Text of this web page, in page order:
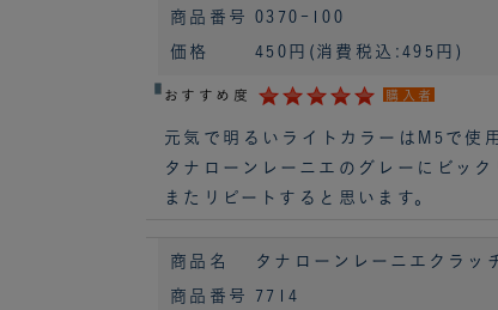
商品番号 0370-100
価格 450円 (消費税込:495円)
おすすめ度 購入者
元気で明るいライトカラーはM5で使
タナローンレーニエのグレーにビッ
またリピートすると思います。
商品名 タナローンレーニエクラ
商品番号 7714